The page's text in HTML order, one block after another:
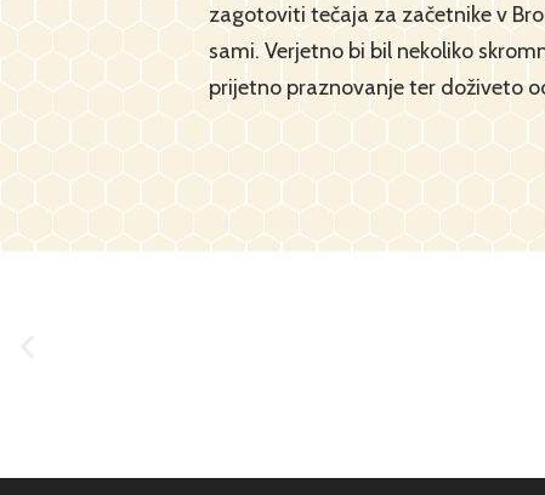
zagotoviti tečaja za začetnike v
sami. Verjetno bi bil nekoliko
prijetno praznovanje ter doživeto